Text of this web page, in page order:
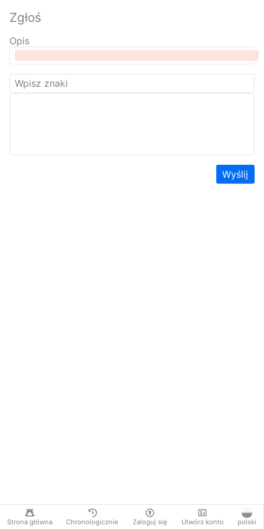
Strona główna Chronologicznie Zaloguj się Utwórz konto polski
Zgłoś
Opis
Wyślij